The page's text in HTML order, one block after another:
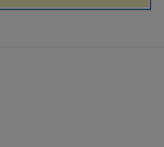
informatyka